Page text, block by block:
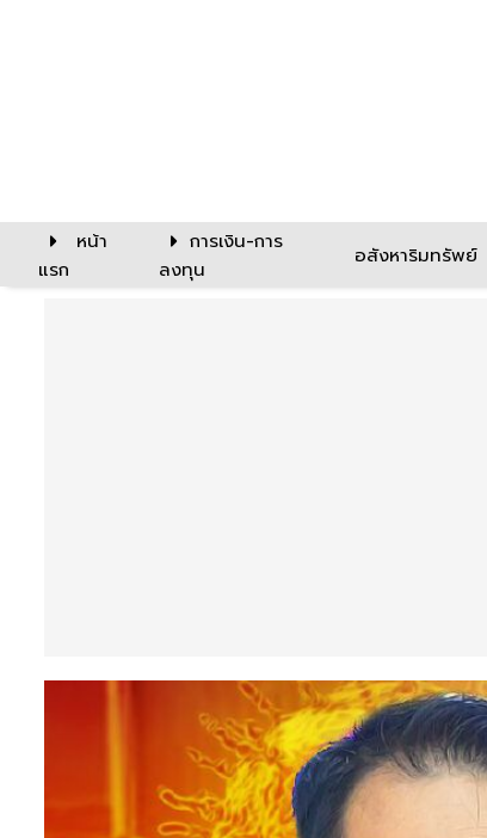
หน้า
แรก
การเงิน-การ
ลงทุน
อสังหาริมทรัพย์